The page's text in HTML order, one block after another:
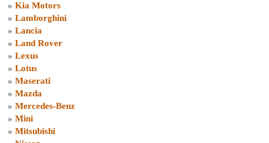
» Kia Motors
» Lamborghini
» Lancia
» Land Rover
» Lexus
» Lotus
» Maserati
» Mazda
» Mercedes-Benz
» Mini
» Mitsubishi